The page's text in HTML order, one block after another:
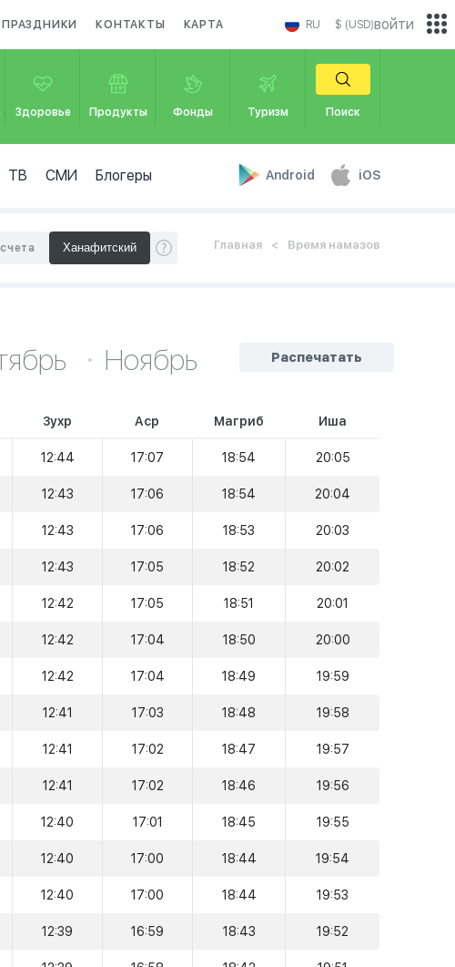
ПРАЗДНИКИ КОНТАКТЫ КАРТА RU $ (USD)
Здоровье Продукты Фонды Туризм Поиск
ТВ СМИ Блогеры Android iOS
войти
Главная Время намазов
Распечатать
Ноябрь
Зухр Аср Магриб Иша
12:44 17:07 18:54 20:05
12:43 17:06 18:54 20:04
12:43 17:06 18:53 20:03
12:43 17:05 18:52 20:02
12:42 17:05 18:51 20:01
12:42 17:04 18:50 20:00
12:42 17:04 18:49 19:59
12:41 17:03 18:48 19:58
12:41 17:02 18:47 19:57
12:41 17:02 18:46 19:56
12:40 17:01 18:45 19:55
12:40 17:00 18:44 19:54
12:40 17:00 18:44 19:53
12:39 16:59 18:43 19:52